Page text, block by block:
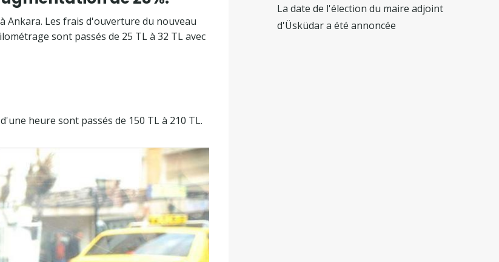
Ankara. Les frais d'ouverture du nouveau
sont passés de 25 TL à 32 TL avec
heure sont passés de 150 TL à 210 TL.
La date de l'élection du maire adjoint
d'Üsküdar a été annoncée